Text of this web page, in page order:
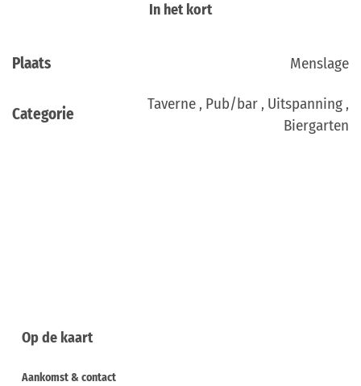
In het kort
Plaats Menslage
Categorie
Taverne , Pub/bar , Uitspanning ,
Biergarten
Op de kaart
Aankomst & contact